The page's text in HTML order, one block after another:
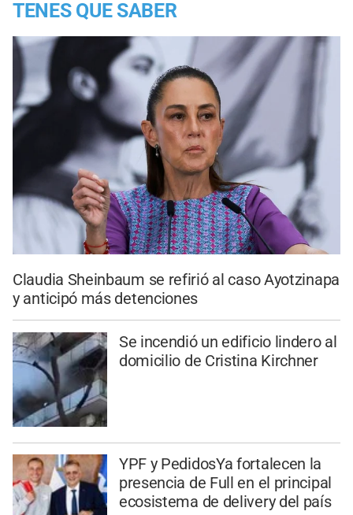
TENES QUE SABER
Claudia Sheinbaum se refirió al caso Ayotzinapa
y anticipó más detenciones
Se incendió un edificio lindero al
domicilio de Cristina Kirchner
YPF y PedidosYa fortalecen la
presencia de Full en el principal
ecosistema de delivery del país